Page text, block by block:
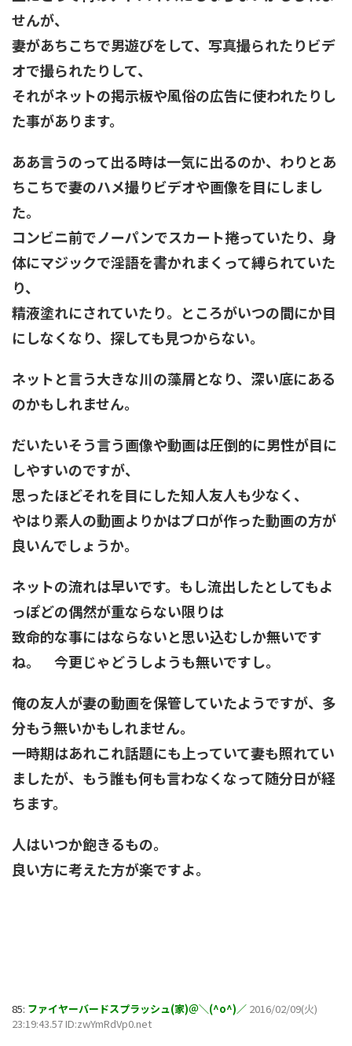
せんが、
妻があちこちで男遊びをして、写真撮られたりビデ
オで撮られたりして、
それがネットの掲示板や風俗の広告に使われたりし
た事があります。
ああ言うのって出る時は一気に出るのか、わりとあ
ちこちで妻のハメ撮りビデオや画像を目にしまし
た。
コンビニ前でノーパンでスカート捲っていたり、身
体にマジックで淫語を書かれまくって縛られていた
り、
精液塗れにされていたり。ところがいつの間にか目
にしなくなり、探しても見つからない。
ネットと言う大きな川の藻屑となり、深い底にある
のかもしれません。
だいたいそう言う画像や動画は圧倒的に男性が目に
しやすいのですが、
思ったほどそれを目にした知人友人も少なく、
やはり素人の動画よりかはプロが作った動画の方が
良いんでしょうか。
ネットの流れは早いです。もし流出したとしてもよ
っぽどの偶然が重ならない限りは
致命的な事にはならないと思い込むしか無いです
ね。 今更じゃどうしようも無いですし。
俺の友人が妻の動画を保管していたようですが、多
分もう無いかもしれません。
一時期はあれこれ話題にも上っていて妻も照れてい
ましたが、もう誰も何も言わなくなって随分日が経
ちます。
人はいつか飽きるもの。
良い方に考えた方が楽ですよ。
85: ファイヤーバードスプラッシュ(家)＠＼(^o^)／ 2016/02/09(火)
23:19:43.57 ID:zwYmRdVp0.net